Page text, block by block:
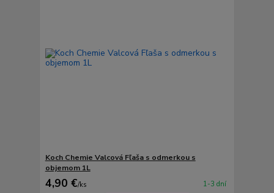
Koch Chemie Valcová Fľaša s odmerkou s
objemom 1L
4,90 €/ks 1-3 dní